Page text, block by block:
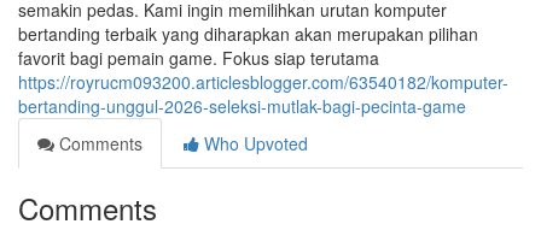
semakin pedas. Kami ingin memilihkan urutan komputer
bertanding terbaik yang diharapkan akan merupakan pilihan
favorit bagi pemain game. Fokus siap terutama
https://royrucm093200.articlesblogger.com/63540182/komputer-
bertanding-unggul-2026-seleksi-mutlak-bagi-pecinta-game
Comments
Who Upvoted
Comments